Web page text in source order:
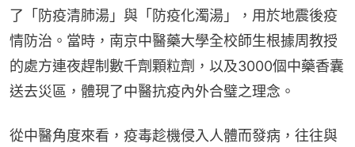
了「防疫清肺湯」與「防疫化濁湯」，用於地震後疫
情防治。當時，南京中醫藥大學全校師生根據周教授
的處方連夜趕制數千劑顆粒劑，以及3000個中藥香囊
送去災區，體現了中醫抗疫內外合璧之理念。
從中醫角度來看，疫毒趁機侵入人體而發病，往往與